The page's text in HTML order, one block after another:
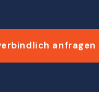
anfragen